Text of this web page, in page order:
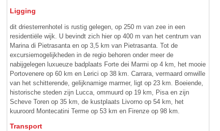
Ligging
dit driesterrenhotel is rustig gelegen, op 250 m van zee in een
residentiële wijk. U bevindt zich hier op 400 m van het centrum van
Marina di Pietrasanta en op 3,5 km van Pietrasanta. Tot de
excursiemogelijkheden in de regio behoren onder meer de
nabijgelegen luxueuze badplaats Forte dei Marmi op 4 km, het mooie
Portovenere op 60 km en Lerici op 38 km. Carrara, vermaard omwille
van het schitterende, gelijknamige marmer, ligt op 23 km. Boeiende,
historische steden zijn Lucca, ommuurd op 19 km, Pisa en zijn
Scheve Toren op 35 km, de kustplaats Livorno op 54 km, het
kuuroord Montecatini Terme op 53 km en Firenze op 98 km.
Transport